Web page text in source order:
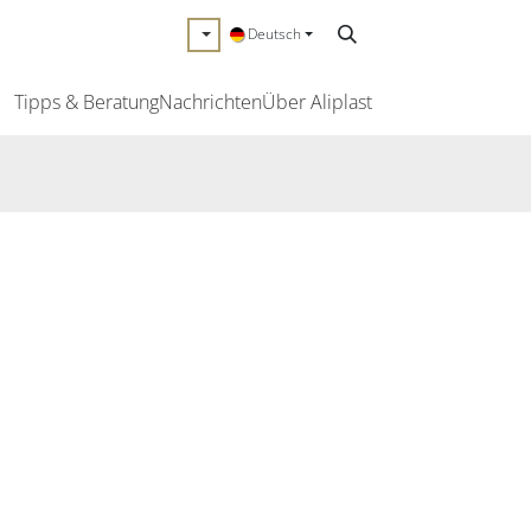
Deutsch
Tipps & BeratungNachrichtenÜber Aliplast